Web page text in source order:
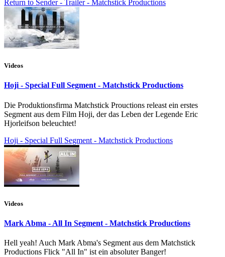
Return to Sender - Trailer - Matchstick Productions
Videos
Hoji - Special Full Segment - Matchstick Productions
Die Produktionsfirma Matchstick Prouctions releast ein erstes
Segment aus dem Film Hoji, der das Leben der Legende Eric
Hjorleifson beleuchtet!
Hoji - Special Full Segment - Matchstick Productions
Videos
Mark Abma - All In Segment - Matchstick Productions
Hell yeah! Auch Mark Abma's Segment aus dem Matchstick
Productions Flick "All In" ist ein absoluter Banger!